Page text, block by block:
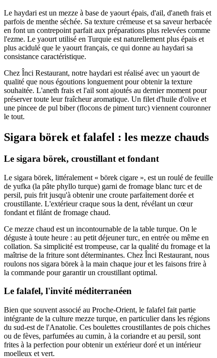
Le haydari est un mezze à base de yaourt épais, d'ail, d'aneth frais et
parfois de menthe séchée. Sa texture crémeuse et sa saveur herbacée
en font un contrepoint parfait aux préparations plus relevées comme
l'ezme. Le yaourt utilisé en Turquie est naturellement plus épais et
plus acidulé que le yaourt français, ce qui donne au haydari sa
consistance caractéristique.
Chez Înci Restaurant, notre haydari est réalisé avec un yaourt de
qualité que nous égoutions longuement pour obtenir la texture
souhaitée. L'aneth frais et l'ail sont ajoutés au dernier moment pour
préserver toute leur fraîcheur aromatique. Un filet d'huile d'olive et
une pincee de pul biber (flocons de piment turc) viennent couronner
le tout.
Sigara börek et falafel : les mezze chauds
Le sigara börek, croustillant et fondant
Le sigara börek, littéralement « börek cigare », est un roulé de feuille
de yufka (la pâte phyllo turque) garni de fromage blanc turc et de
persil, puis frit jusqu'à obtenir une croute parfaitement dorée et
croustillante. L'extérieur craque sous la dent, révélant un cœur
fondant et filánt de fromage chaud.
Ce mezze chaud est un incontournable de la table turque. On le
déguste à toute heure : au petit déjeuner turc, en entrée ou même en
collation. Sa simplicité est trompeuse, car la qualité du fromage et la
maîtrise de la friture sont déterminantes. Chez Înci Restaurant, nous
roulons nos sigara börek à la main chaque jour et les faisons frire à
la commande pour garantir un croustillant optimal.
Le falafel, l'invité méditerranéen
Bien que souvent associé au Proche-Orient, le falafel fait partie
intégrante de la culture mezze turque, en particulier dans les régions
du sud-est de l'Anatolie. Ces boulettes croustillantes de pois chiches
ou de fèves, parfumées au cumin, à la coriandre et au persil, sont
frites à la perfection pour obtenir un extérieur doré et un intérieur
moelleux et vert.